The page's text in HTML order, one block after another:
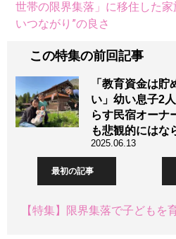
世帯の限界集落」に移住した家
いつながり”の良さ
この特集の前回記事
「教育資金は貯
い」幼い息子2
らす民宿オーナ
も悲観的にはな
2025.06.13
最初の記事
【特集】限界集落で子どもを